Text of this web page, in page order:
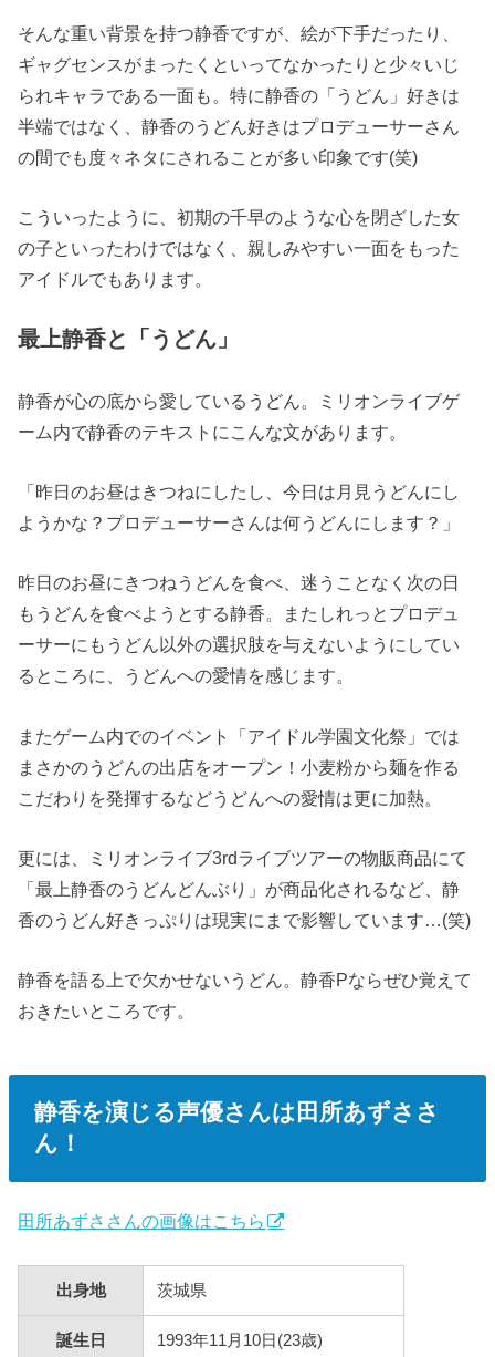
そんな重い背景を持つ静香ですが、絵が下手だったり、
ギャグセンスがまったくといってなかったりと少々いじ
られキャラである一面も。特に静香の「うどん」好きは
半端ではなく、静香のうどん好きはプロデューサーさん
の間でも度々ネタにされることが多い印象です(笑)
こういったように、初期の千早のような心を閉ざした女
の子といったわけではなく、親しみやすい一面をもった
アイドルでもあります。
最上静香と「うどん」
静香が心の底から愛しているうどん。ミリオンライブゲ
ーム内で静香のテキストにこんな文があります。
「昨日のお昼はきつねにしたし、今日は月見うどんにし
ようかな？プロデューサーさんは何うどんにします？」
昨日のお昼にきつねうどんを食べ、迷うことなく次の日
もうどんを食べようとする静香。またしれっとプロデュ
ーサーにもうどん以外の選択肢を与えないようにしてい
るところに、うどんへの愛情を感じます。
またゲーム内でのイベント「アイドル学園文化祭」では
まさかのうどんの出店をオープン！小麦粉から麺を作る
こだわりを発揮するなどうどんへの愛情は更に加熱。
更には、ミリオンライブ3rdライブツアーの物販商品にて
「最上静香のうどんどんぶり」が商品化されるなど、静
香のうどん好きっぷりは現実にまで影響しています…(笑)
静香を語る上で欠かせないうどん。静香Pならぜひ覚えて
おきたいところです。
静香を演じる声優さんは田所あずささ
ん！
田所あずささんの画像はこちら
出身地 茨城県
誕生日 1993年11月10日(23歳)